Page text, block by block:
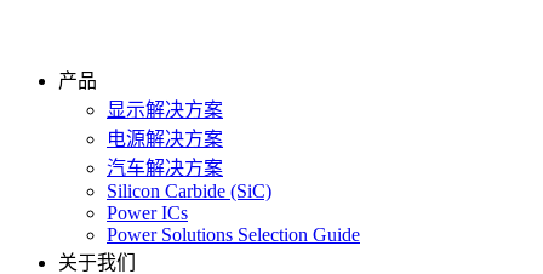
产品
显示解决方案
电源解决方案
汽车解决方案
Silicon Carbide (SiC)
Power ICs
Power Solutions Selection Guide
关于我们